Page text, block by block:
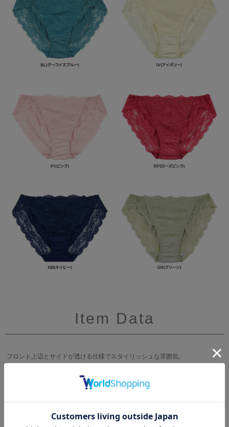
Item Data
フロント上辺とサイドが透ける仕様でスタイリッシュな雰囲気。
足ぐりはピコゴム仕様でヒップの丸みにピッタリフィット。
ずれ上がりにくくなっています◎